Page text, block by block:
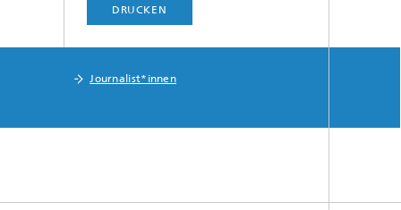
DRUCKEN
Journalist*innen